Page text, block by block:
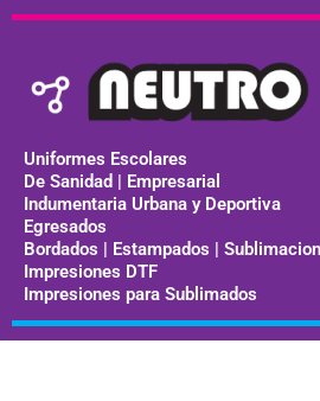
Uniformes Escolares
De Sanidad | Empresarial
Indumentaria Urbana y Deportiva
Egresados
Bordados | Estampados | Sublimacion
Impresiones DTF
Impresiones para Sublimados